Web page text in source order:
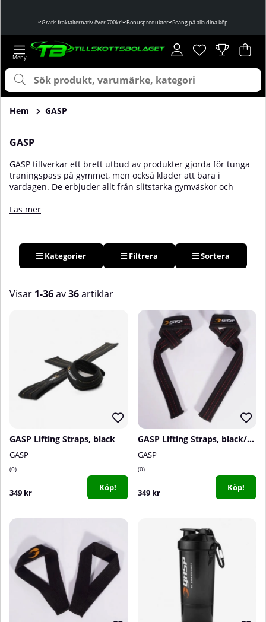
Gratis fraktalternativ över 700kr! Bonusprodukter Poäng på alla dina köp
Önskelista
Antal i
. .
Hem GASP
GASP
GASP tillverkar ett brett utbud av produkter gjorda för tunga
träningspass på gymmet, men också kläder att bära i
vardagen. De erbjuder allt från slitstarka gymväskor och
från GASP är väl genomtänkta och passform, detaljer och
gigantiska GASP-familjen. Hos oss på Tillskottsbolaget hittar
du ett brett utbud med träningstillbehör från GASP.
Läs mer
Kategorier Filtrera Sortera
Visar 1-36av36artiklar
GASP Lifting Straps, black
GASP
0
349 kr Köp!
GASP Lifting Straps, black/red
GASP
0
349 kr Köp!